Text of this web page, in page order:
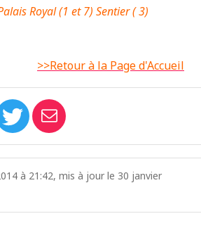
Royal (1 et 7) Sentier ( 3)
>>Retour à la Page d'Accueil
à 21:42, mis à jour le 30 janvier